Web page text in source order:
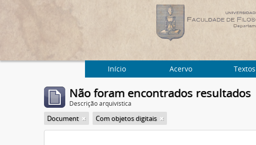
Início Acervo Textos
Não foram encontrados resultados
Descrição arquivística
Document Com objetos digitais